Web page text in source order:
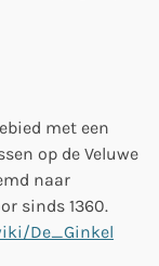
met een
op de Veluwe
naar
sinds 1360.
De_Ginkel